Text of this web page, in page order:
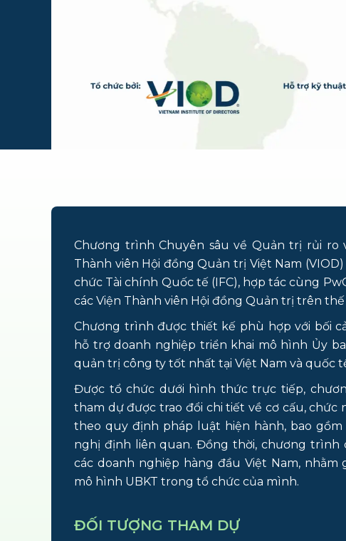
Chương trình Chuyên sâu về Quản trị rủi ro
Thành viên Hội đồng Quản trị Việt Nam
chức Tài chính Quốc tế (IFC), hợp tác cùng
các Viện Thành viên Hội đồng Quản trị trên thế
Chương trình được thiết kế phù hợp với bối
hỗ trợ doanh nghiệp triển khai mô hình Ủy
quản trị công ty tốt nhất tại Việt Nam và quốc
Được tổ chức dưới hình thức trực tiếp,
tham dự được trao đổi chi tiết về cơ cấu, chức
theo quy định pháp luật hiện hành, bao
nghị định liên quan. Đồng thời, chương trình
các doanh nghiệp hàng đầu Việt Nam,
mô hình UBKT trong tổ chức của mình.
ĐỐI TƯỢNG THAM DỰ